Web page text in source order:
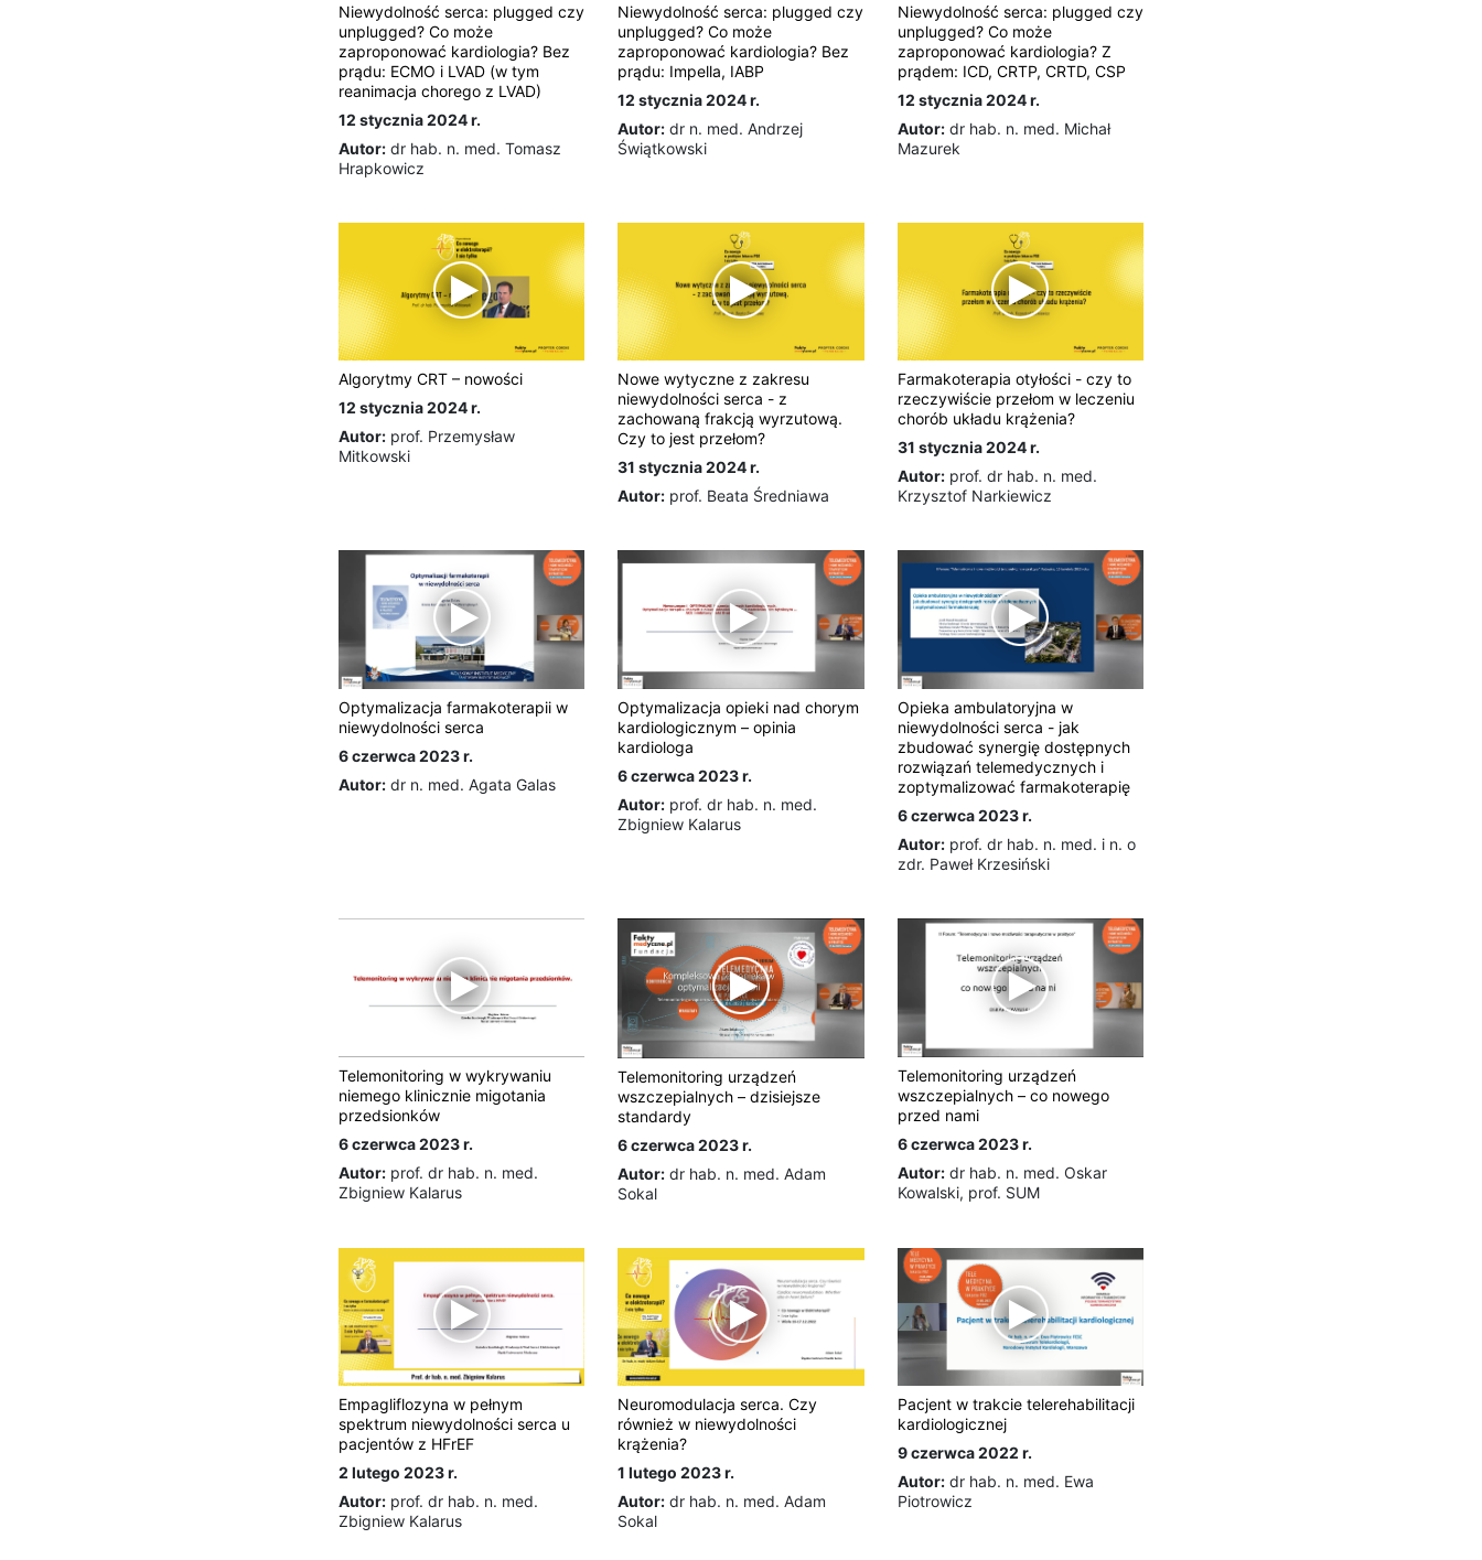
Niewydolność serca: plugged czy
unplugged? Co może
zaproponować kardiologia? Bez
prądu: ECMO i LVAD (w tym
reanimacja chorego z LVAD)
12 stycznia 2024 r.
Autor: dr hab. n. med. Tomasz
Hrapkowicz
Niewydolność serca: plugged czy
unplugged? Co może
zaproponować kardiologia? Bez
prądu: Impella, IABP
12 stycznia 2024 r.
Autor: dr n. med. Andrzej
Świątkowski
Niewydolność serca: plugged czy
unplugged? Co może
zaproponować kardiologia? Z
prądem: ICD, CRTP, CRTD, CSP
12 stycznia 2024 r.
Autor: dr hab. n. med. Michał
Mazurek
Algorytmy CRT – nowości
12 stycznia 2024 r.
Autor: prof. Przemysław
Mitkowski
Nowe wytyczne z zakresu
niewydolności serca - z
zachowaną frakcją wyrzutową.
Czy to jest przełom?
31 stycznia 2024 r.
Autor: prof. Beata Średniawa
Farmakoterapia otyłości - czy to
rzeczywiście przełom w leczeniu
chorób układu krążenia?
31 stycznia 2024 r.
Autor: prof. dr hab. n. med.
Krzysztof Narkiewicz
Optymalizacja farmakoterapii w
niewydolności serca
6 czerwca 2023 r.
Autor: dr n. med. Agata Galas
Optymalizacja opieki nad chorym
kardiologicznym – opinia
kardiologa
6 czerwca 2023 r.
Autor: prof. dr hab. n. med.
Zbigniew Kalarus
Opieka ambulatoryjna w
niewydolności serca - jak
zbudować synergię dostępnych
rozwiązań telemedycznych i
zoptymalizować farmakoterapię
6 czerwca 2023 r.
Autor: prof. dr hab. n. med. i n. o
zdr. Paweł Krzesiński
Telemonitoring w wykrywaniu
niemego klinicznie migotania
przedsionków
6 czerwca 2023 r.
Autor: prof. dr hab. n. med.
Zbigniew Kalarus
Telemonitoring urządzeń
wszczepialnych – dzisiejsze
standardy
6 czerwca 2023 r.
Autor: dr hab. n. med. Adam
Sokal
Telemonitoring urządzeń
wszczepialnych – co nowego
przed nami
6 czerwca 2023 r.
Autor: dr hab. n. med. Oskar
Kowalski, prof. SUM
Empagliflozyna w pełnym
spektrum niewydolności serca u
pacjentów z HFrEF
2 lutego 2023 r.
Autor: prof. dr hab. n. med.
Zbigniew Kalarus
Neuromodulacja serca. Czy
również w niewydolności
krążenia?
1 lutego 2023 r.
Autor: dr hab. n. med. Adam
Sokal
Pacjent w trakcie telerehabilitacji
kardiologicznej
9 czerwca 2022 r.
Autor: dr hab. n. med. Ewa
Piotrowicz